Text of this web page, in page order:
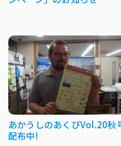
あかうしのあくびVol.20秋
配布中!